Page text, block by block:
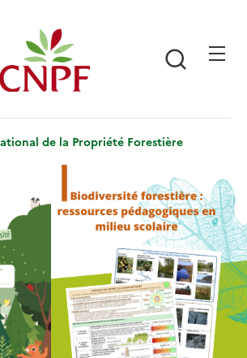
de la Propriété Forestière